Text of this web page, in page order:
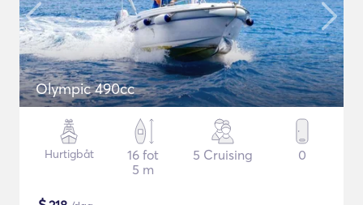
Olympic 490cc
Hurtigbåt
16 fot
5 m
5 Cruising 0